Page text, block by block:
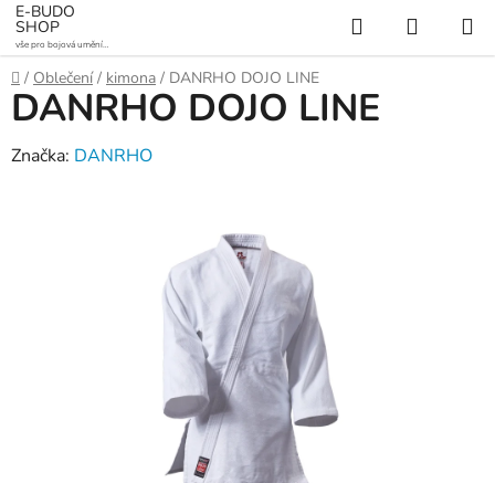
Přejít
na
obsah
E-BUDO
SHOP
vše pro bojová umění a
sporty
Hledat
KOŠÍK
Domů
/ Oblečení / kimona / DANRHO DOJO LINE
DANRHO DOJO LINE
Značka: DANRHO